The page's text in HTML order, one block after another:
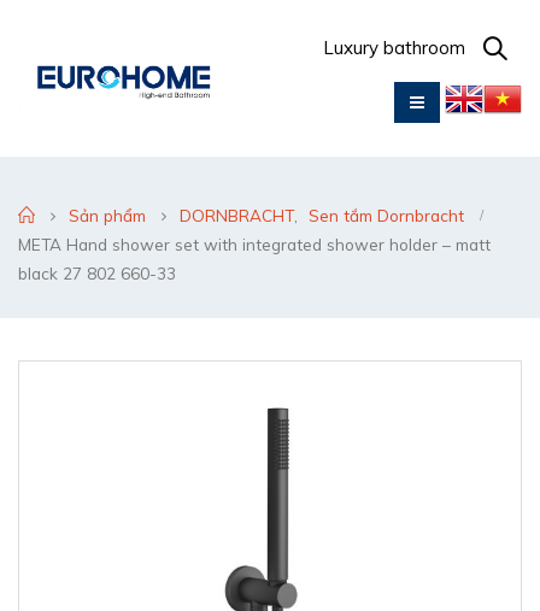
Luxury bathroom
Sản phẩm DORNBRACHT,
Sen tắm Dornbracht
META Hand shower set with integrated shower holder – matt
black 27 802 660-33